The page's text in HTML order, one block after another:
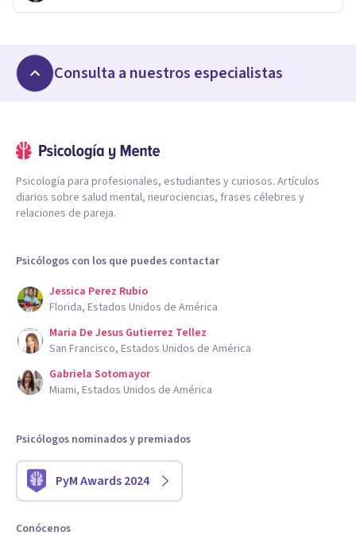
Consulta a nuestros especialistas
Psicología para profesionales, estudiantes y curiosos. Artículos
diarios sobre salud mental, neurociencias, frases célebres y
relaciones de pareja.
Psicólogos con los que puedes contactar
Jessica Perez Rubio
Florida, Estados Unidos de América
Maria De Jesus Gutierrez Tellez
San Francisco, Estados Unidos de América
Gabriela Sotomayor
Miami, Estados Unidos de América
Psicólogos nominados y premiados
PyM Awards 2024
Conócenos